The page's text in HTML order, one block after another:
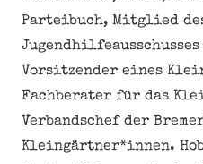
Parteibuch, Mitglied
Vorsitzender eines
Fachberater für das
Verbandschef der
Kleingärtner*innen.